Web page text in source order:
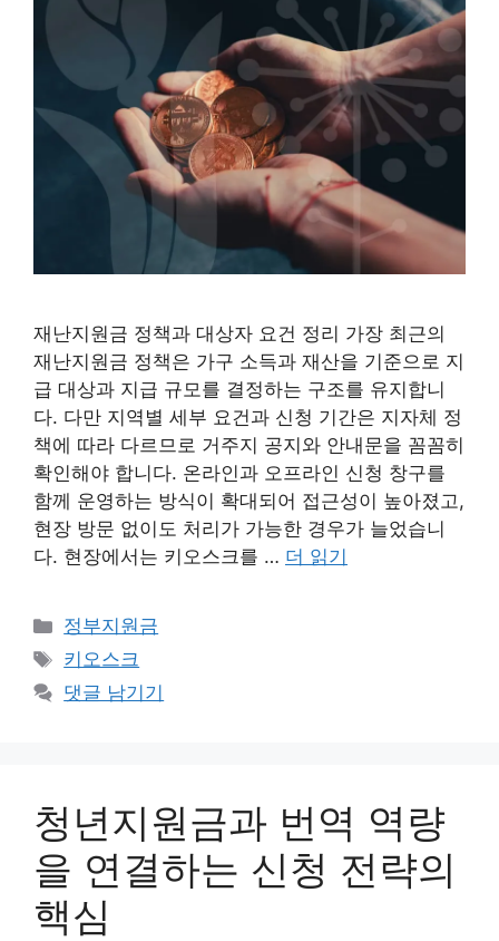
재난지원금 정책과 대상자 요건 정리 가장 최근의
재난지원금 정책은 가구 소득과 재산을 기준으로 지
급 대상과 지급 규모를 결정하는 구조를 유지합니
다. 다만 지역별 세부 요건과 신청 기간은 지자체 정
책에 따라 다르므로 거주지 공지와 안내문을 꼼꼼히
확인해야 합니다. 온라인과 오프라인 신청 창구를
함께 운영하는 방식이 확대되어 접근성이 높아졌고,
현장 방문 없이도 처리가 가능한 경우가 늘었습니
다. 현장에서는 키오스크를 … 더 읽기
카
테
리
정부지원금
태
그
키오스크
댓글 남기기
청년지원금과 번역 역량
을 연결하는 신청 전략의
핵심